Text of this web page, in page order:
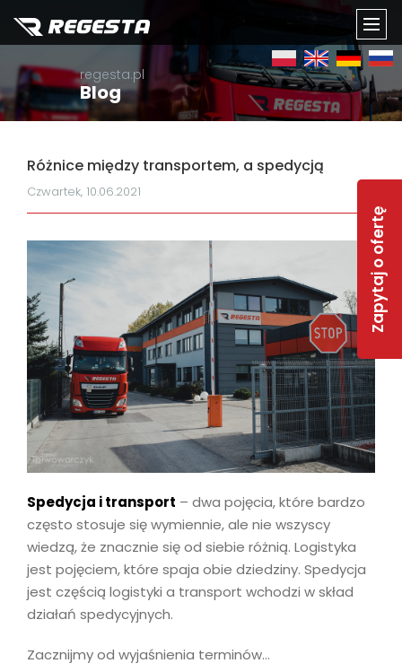
Zapytaj o ofertę
regesta.pl
Blog
Różnice między transportem, a spedycją
Czwartek, 10.06.2021
Spedycja i transport – dwa pojęcia, które bardzo
często stosuje się wymiennie, ale nie wszyscy
wiedzą, że znacznie się od siebie różnią. Logistyka
jest pojęciem, które spaja obie dziedziny. Spedycja
jest częścią logistyki a transport wchodzi w skład
działań spedycyjnych.
Zacznijmy od wyjaśnienia terminów…